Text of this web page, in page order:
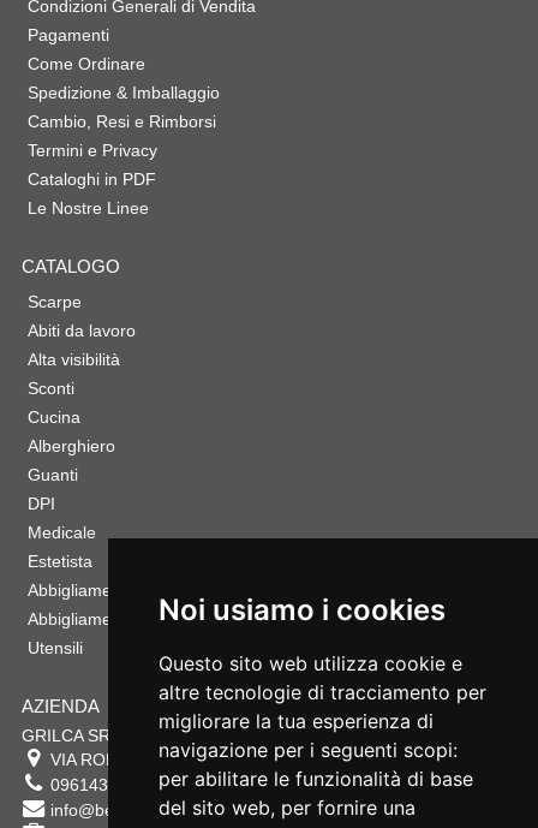
Noi usiamo i cookies
Questo sito web utilizza cookie e
altre tecnologie di tracciamento per
migliorare la tua esperienza di
navigazione per i seguenti scopi:
per abilitare le funzionalità di base
del sito web, per fornire una
Condizioni Generali di Vendita
Pagamenti
Come Ordinare
Spedizione & Imballaggio
Cambio, Resi e Rimborsi
Termini e Privacy
Cataloghi in PDF
Le Nostre Linee
CATALOGO
Scarpe
Abiti da lavoro
Alta visibilità
Sconti
Cucina
Alberghiero
Guanti
DPI
Medicale
Estetista
Abbigliamento Sportivo
Abbigliamento Bambino
Utensili
AZIENDA
GRILCA SRL
VIA ROMA 180 88054 SERSALE CZ
0961432177
info@bestsafety.it